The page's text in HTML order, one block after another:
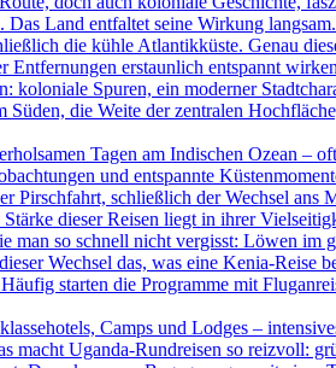
Land entfaltet seine Wirkung
die kühle Atlantikküste. Genau
erstaunlich entspannt
Spuren, ein moderner
die Weite der zentralen
Tagen am Indischen Ozean –
und entspannte
Pirschfahrt, schließlich der Wechsel ans
dieser Reisen liegt in ihrer
man so schnell nicht vergisst: Löwen im
Wechsel das, was eine Kenia-Reise
starten die Programme mit
Camps und Lodges –
Uganda-Rundreisen so reizvoll: